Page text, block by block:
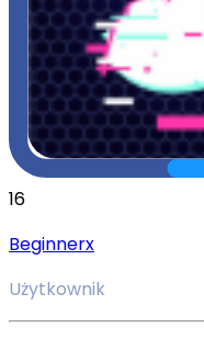
16
Beginnerx
Użytkownik